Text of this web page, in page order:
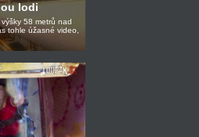
lodi
58 metrů nad
tohle úžasné video,